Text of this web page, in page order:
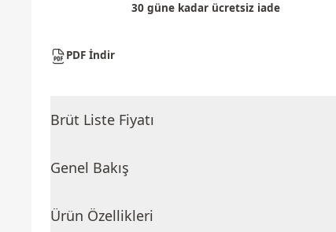
30 güne kadar ücretsiz iade
PDF İndir
Brüt Liste Fiyatı
Genel Bakış
Ürün Özellikleri